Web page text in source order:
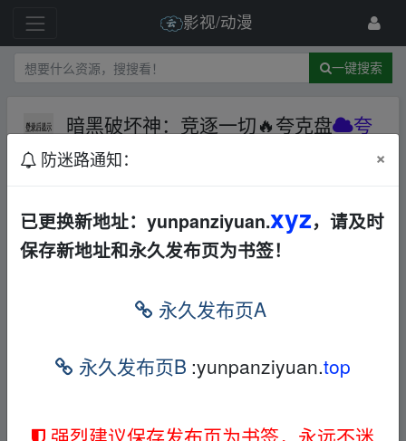
影视/动漫
一键搜索
暗黑破坏神：竞逐一切🔥夸克盘
夸
克网盘
▁fr om w ww.y、un pan zi▁yu▁an.xy▁z
▁fr om w ww.y、un pan zi▁yu▁an.xy▁z
防迷路通知： ×
已更换新地址：yunpanziyuan.xyz，请及时
保存新地址和永久发布页为书签！
永久发布页A
永久发布页B :yunpanziyuan.top
强烈建议保存发布页为书签，永远不迷